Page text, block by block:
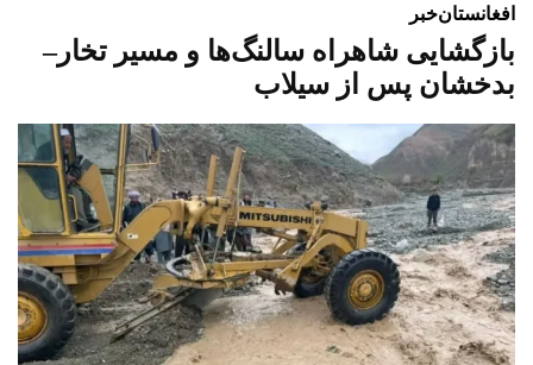
افغانستانخبر
بازگشایی شاهراه سالنگ‌ها و مسیر تخار–
بدخشان پس از سیلاب